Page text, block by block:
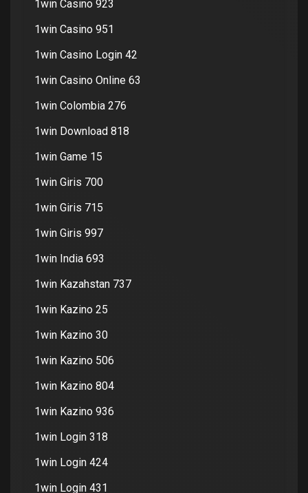
1win Casino 923
1win Casino 951
1win Casino Login 42
1win Casino Online 63
1win Colombia 276
1win Download 818
1win Game 15
1win Giris 700
1win Giris 715
1win Giris 997
1win India 693
1win Kazahstan 737
1win Kazino 25
1win Kazino 30
1win Kazino 506
1win Kazino 804
1win Kazino 936
1win Login 318
1win Login 424
1win Login 431